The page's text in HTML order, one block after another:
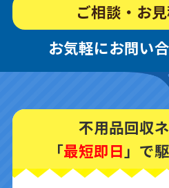
ご相談・お
お気軽にお問い
不用品回収
「最短即日 」で